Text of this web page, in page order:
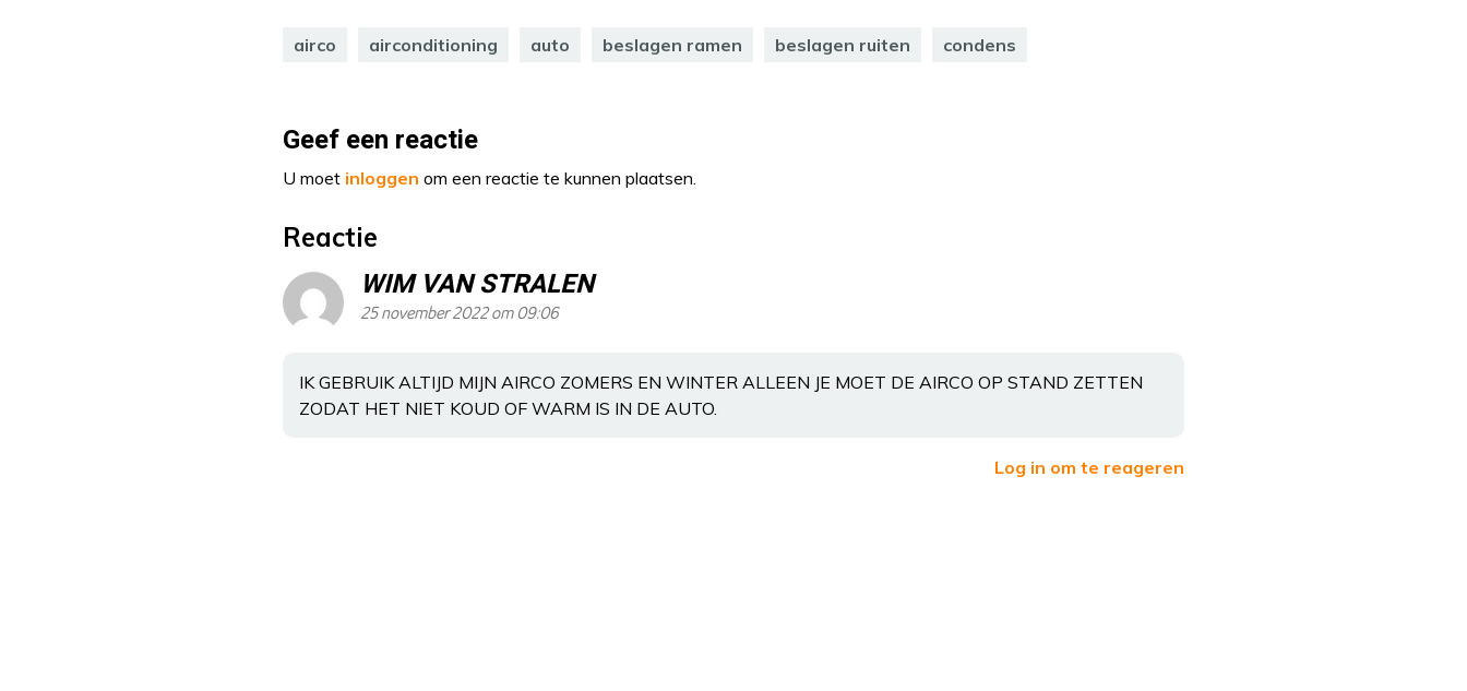
airco airconditioning auto beslagen ramen beslagen ruiten condens
Geef een reactie
U moet inloggen om een reactie te kunnen plaatsen.
Reactie
WIM VAN STRALEN
25 november 2022 om 09:06
IK GEBRUIK ALTIJD MIJN AIRCO ZOMERS EN WINTER ALLEEN JE MOET DE AIRCO OP STAND ZETTEN
ZODAT HET NIET KOUD OF WARM IS IN DE AUTO.
Log in om te reageren